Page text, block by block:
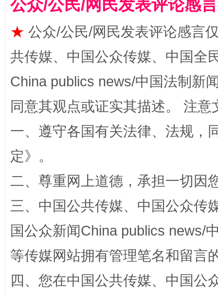
解纷+调解+退费，一次搞定
站台名比不上好声名
公众/公民/网民发表评论感
★ 公众/公民/网民发表评论感言
共传媒、中国公众传媒、中国全
China publics news/中国法制新
同意其观点或证实其描述。 注
一、遵守各国有关法律、法规，
定》。
二、尊重网上道德，承担一切因
三、中国公共传媒、中国公众传
国公众新闻China publics news/
等传媒网站拥有管理笔名和留言
四、您在中国公共传媒、中国公